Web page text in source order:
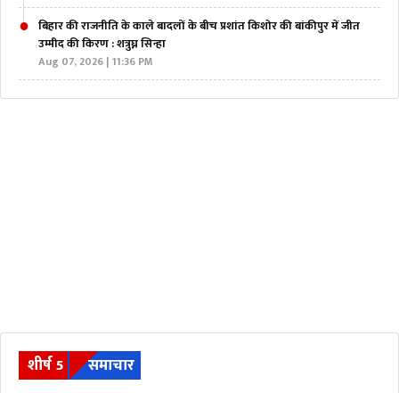
बिहार की राजनीति के काले बादलों के बीच प्रशांत किशोर की बांकीपुर में जीत
उम्मीद की किरण : शत्रुघ्न सिन्हा
Aug 07, 2026 | 11:36 PM
शीर्ष 5 समाचार